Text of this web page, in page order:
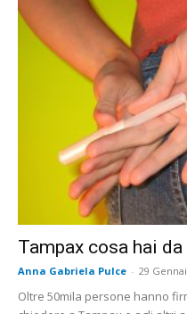
Tampax cosa hai
Anna Gabriela Pulce - 29
Oltre 50mila persone hanno